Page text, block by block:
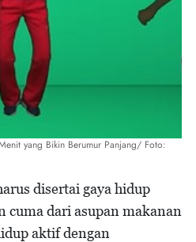
yang Bikin Berumur Panjang/ Foto:
disertai gaya hidup
cuma dari asupan makanan
aktif dengan